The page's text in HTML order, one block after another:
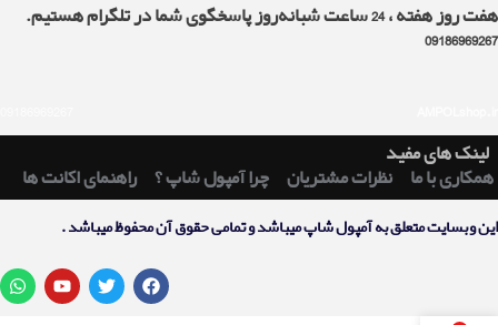
هفت روز هفته ، 24 ساعت شبانه‌روز پاسخگوی شما در تلگرام هستیم.
09186969267
لینک های مفید
همکاری با ما
نظرات مشتریان چرا آمپول شاپ ؟ راهنمای اکانت ها
اين وبسايت متعلق به آمپول شاپ ميباشد و تمامی حقوق آن محفوظ ميباشد .